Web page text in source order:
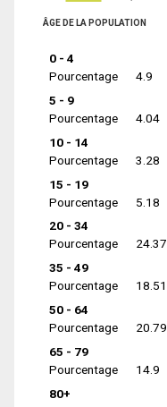
ÂGE DE LA POPULATION
0 - 4
Pourcentage
4.9
5 - 9
Pourcentage
4.04
10 - 14
Pourcentage
3.28
15 - 19
Pourcentage
5.18
20 - 34
Pourcentage
24.37
35 - 49
Pourcentage
18.51
50 - 64
Pourcentage
20.79
65 - 79
Pourcentage
14.9
80+